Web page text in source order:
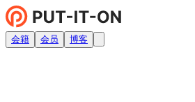
会籍 会员 博客